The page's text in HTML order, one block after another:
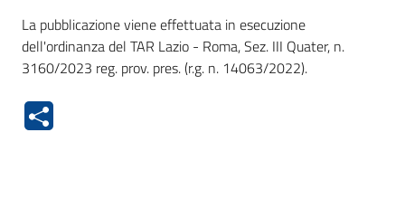
La pubblicazione viene effettuata in esecuzione
dell'ordinanza del TAR Lazio - Roma, Sez. III Quater, n.
3160/2023 reg. prov. pres. (r.g. n. 14063/2022).